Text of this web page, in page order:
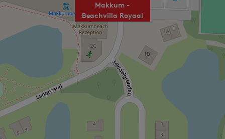
Makkum -
Beachvilla Royaal